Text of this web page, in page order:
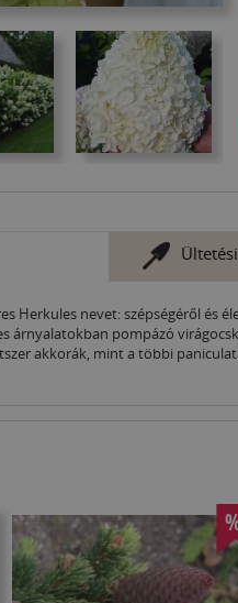
Herkules nevet: szépségéről és
árnyalatokban pompázó
akkorák, mint a többi